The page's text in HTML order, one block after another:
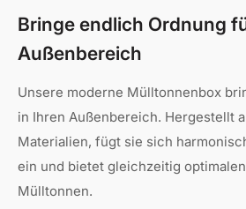
Bringe endlich Ordnung
Außenbereich
Unsere moderne Mülltonnenbox
in Ihren Außenbereich. Hergestellt
Materialien, fügt sie sich
ein und bietet gleichzeitig
Mülltonnen.